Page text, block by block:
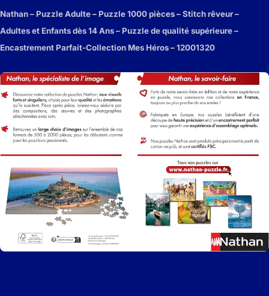
Nathan – Puzzle Adulte – Puzzle 1000 pièces – Stitch rêveur –
Adultes et Enfants dès 14 Ans – Puzzle de qualité supérieure –
Encastrement Parfait-Collection Mes Héros – 12001320